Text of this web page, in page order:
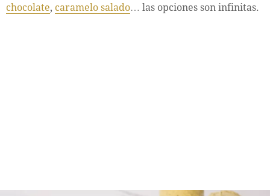
chocolate, caramelo salado… las opciones son infinitas.